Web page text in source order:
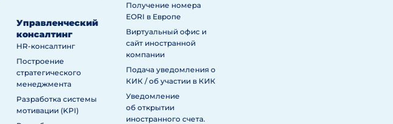
Управленческий
консалтинг
HR-консалтинг
Построение
стратегического
менеджмента
Разработка системы
мотивации (KPI)
Получение номера
EORI в Европе
Виртуальный офис и
сайт иностранной
компании
Подача уведомления о
КИК / об участии в КИК
Уведомление
об открытии
иностранного счета.